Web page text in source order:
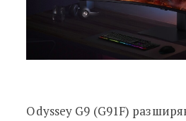
Odyssey G9 (G91F)